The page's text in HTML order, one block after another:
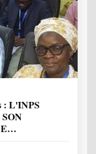
: L'INPS